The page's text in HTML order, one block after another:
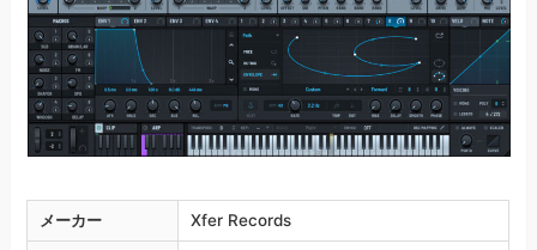
メーカー Xfer Records